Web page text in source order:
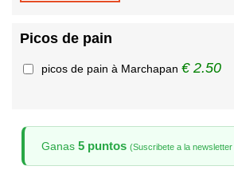
Picos de pain
picos de pain à Marchapan € 2.50
Ganas 5 puntos (Suscribete a la